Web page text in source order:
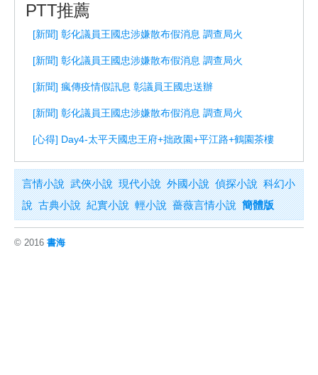
PTT推薦
[新聞] 彰化議員王國忠涉嫌散布假消息 調查局火
[新聞] 彰化議員王國忠涉嫌散布假消息 調查局火
[新聞] 瘋傳疫情假訊息 彰議員王國忠送辦
[新聞] 彰化議員王國忠涉嫌散布假消息 調查局火
[心得] Day4-太平天國忠王府+拙政園+平江路+鶴園茶樓
言情小說 武俠小說 現代小說 外國小說 偵探小說 科幻小
說 古典小說 紀實小說 輕小說 薔薇言情小說 簡體版
© 2016 書海